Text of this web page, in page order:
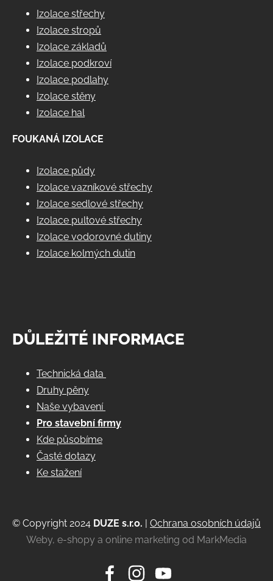
Izolace střechy
Izolace stropů
Izolace základů
Izolace podkroví
Izolace podlahy
Izolace stěny
Izolace hal
FOUKANÁ IZOLACE
Izolace půdy
Izolace vazníkové střechy
Izolace sedlové střechy
Izolace pultové střechy
Izolace vodorovné dutiny
Izolace kolmých dutin
DŮLEŽITÉ INFORMACE
Technická data
Druhy pěny
Naše vybavení
Pro stavební firmy
Kde působíme
Časté dotazy
Ke stažení
© Copyright 2024 DUZE s.r.o. | Ochrana osobních údajů
Weby, e-shopy a online marketing od MarkMedia